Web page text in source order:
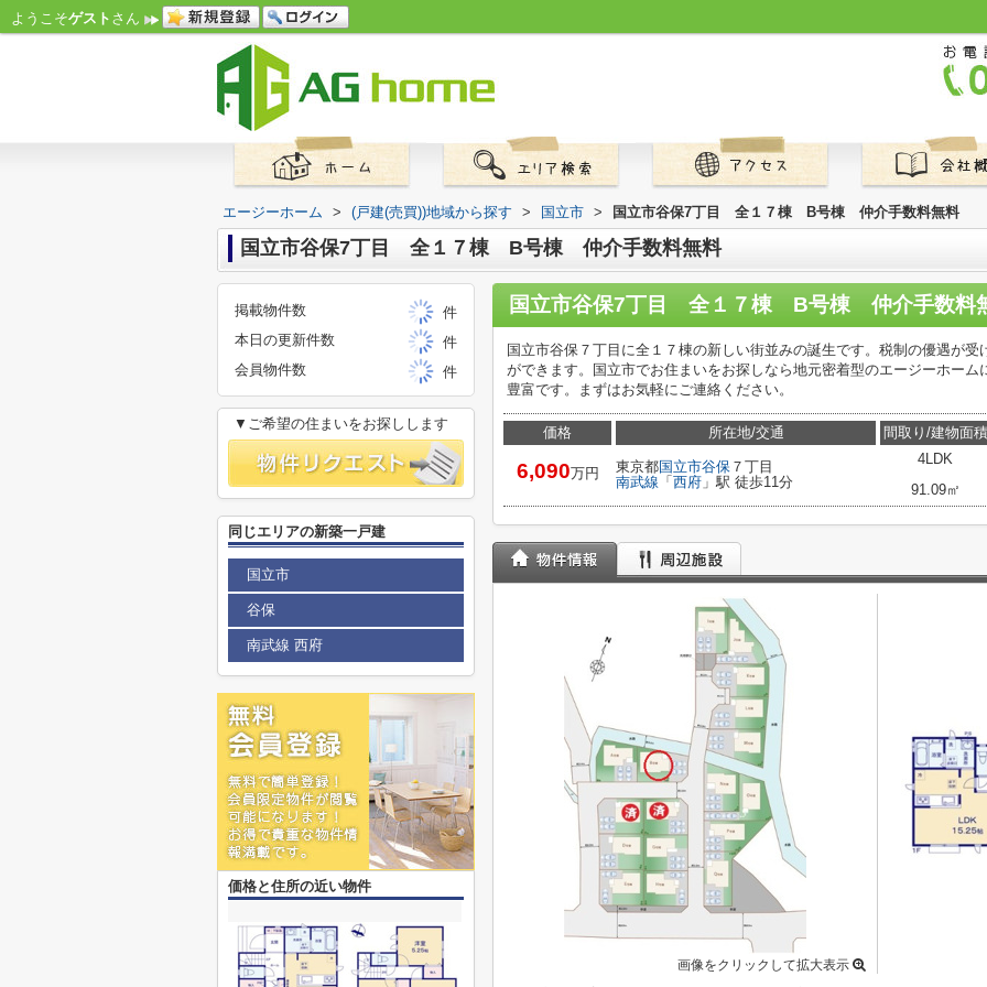
ようこそゲスト さん
エージーホーム > (戸建(売買))地域から探す > 国立市 > 国立市谷保7丁目 全１７棟 B号棟 仲介手数料無料
国立市谷保7丁目 全１７棟 B号棟 仲介手数料無料
国立市谷保7丁目 全１７棟 B号棟 仲介手数料
国立市谷保７丁目に全１７棟の新しい街並みの誕生です。税制の優遇が
ができます。国立市でお住まいをお探しなら地元密着型のエージーホー
豊富です。まずはお気軽にご連絡ください。
価格
6,090万円
所在地/交通
東京都国立市谷保 ７丁目
南武線 「 西府 」駅 徒歩11分
間取り/建物面積
4LDK
91.09㎡
画像をクリックして拡大表示
掲載物件数
件
本日の更新件数
件
会員物件数
件
▼ご希望の住まいをお探しします
同じエリアの新築一戸建
国立市
谷保
南武線 西府
価格と住所の近い物件